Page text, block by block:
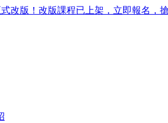
式改版！改版課程已上架，立即報名，